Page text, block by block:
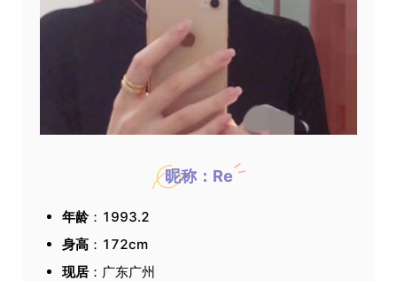
昵称：Re
年龄 ：1993.2
身高 ：172cm
现居 ：广东广州